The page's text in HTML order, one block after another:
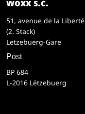
woxx s.c.
51, avenue de la Liberté
(2. Stack)
Lëtzebuerg-Gare
Post
BP 684
L-2016 Lëtzebuerg